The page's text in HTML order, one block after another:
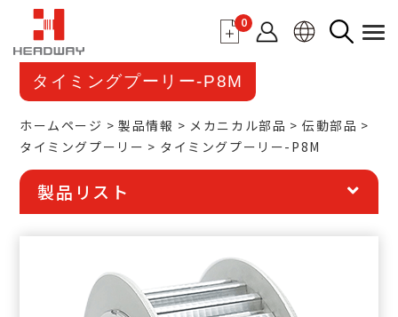
0
タイミングプーリー-P8M
ホームページ 製品情報 メカニカル部品
伝動部品
タイミングプーリー
タイミングプーリー-P8M
製品リスト